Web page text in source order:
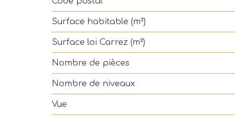
Surface habitable (m²)
Surface loi Carrez (m²)
Nombre de pièces
Nombre de niveaux
Vue